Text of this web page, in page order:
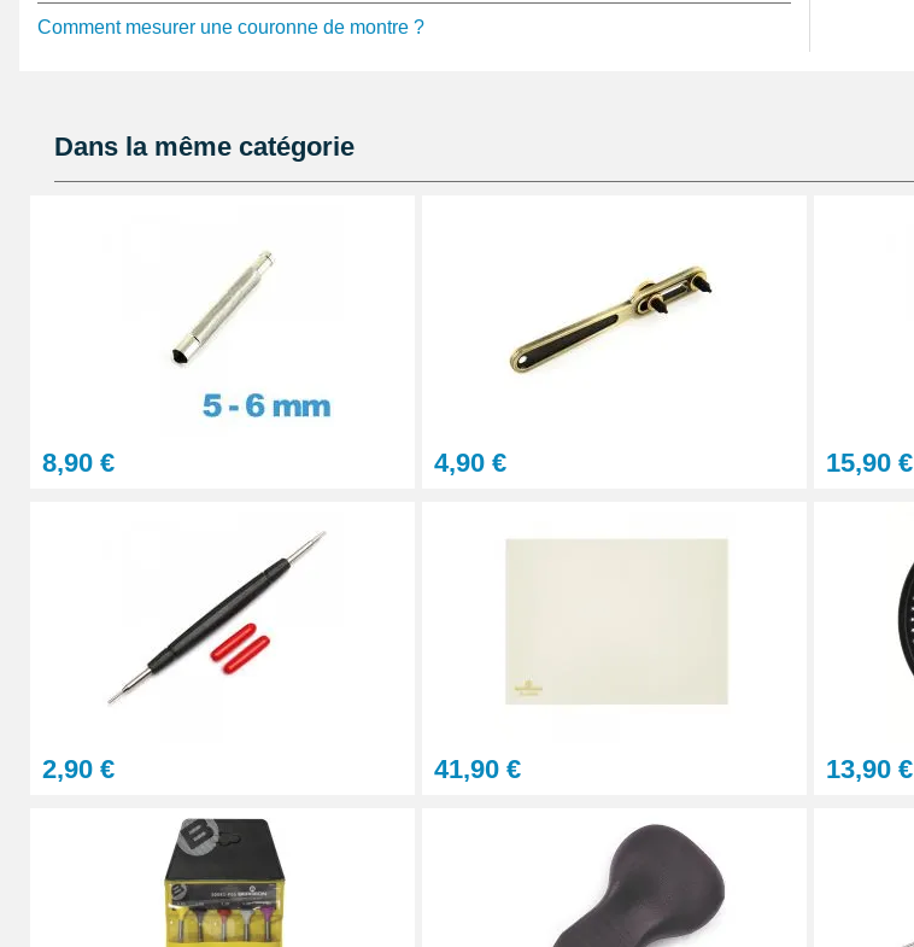
Comment mesurer une couronne de montre ?
Dans la même catégorie
8,90 € 4,90 € 15,90 €
2,90 € 41,90 € 13,90 €